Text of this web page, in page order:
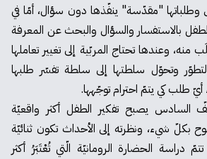
وطلباتها "مقدّسة" ينفّذها دون سؤال، أمّا في
بالاستفسار والسؤال والبحث عن المعرفة
وعندها تحتاج المربّية إلى تغيير تعاملها
وتحوّل سلطتها إلى سلطة تفسّر طلبها
طلب كي يتمّ احترام توجّهها.
يصبح تفكير الطفل أكثر واقعيّة
بكلّ شيء، ونظرته إلى الأحداث تكون ثنائيّة
دراسة الحضارة الرومانيّة الّتي تُعْتَبَرُ أكثر